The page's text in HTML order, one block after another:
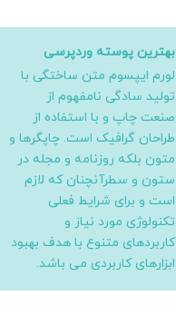
بهترین پوسته وردپرسی
لورم ایپسوم متن ساختگی با
تولید سادگی نامفهوم از
صنعت چاپ و با استفاده از
طراحان گرافیک است. چاپگرها و
متون بلکه روزنامه و مجله در
ستون و سطرآنچنان که لازم
است و برای شرایط فعلی
تکنولوژی مورد نیاز و
کاربردهای متنوع با هدف بهبود
ابزارهای کاربردی می باشد.